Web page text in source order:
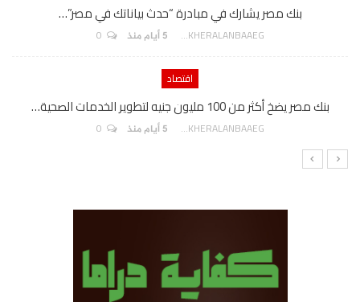
بنك مصر يشارك في مبادرة “حدث بياناتك في مصر”…
AKHERALANBAAEG 5 أيام منذ
اقتصاد
بنك مصر يضخ أكثر من 100 مليون جنيه لتطوير الخدمات الصحية…
AKHERALANBAAEG 5 أيام منذ